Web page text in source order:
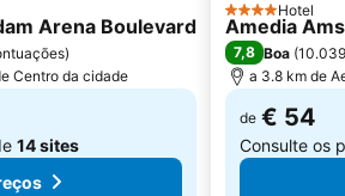
Bloemencorso Bollenstreek
Seventeenth-century canal ring area of Amsterdam inside the Singelgracht
Arena Boulevard
)
Centro da cidade
14 sites
4 Estrelas
Hotel
Amedia
7,8 Boa (
a 3.8 km de
de € 54
Consulte os